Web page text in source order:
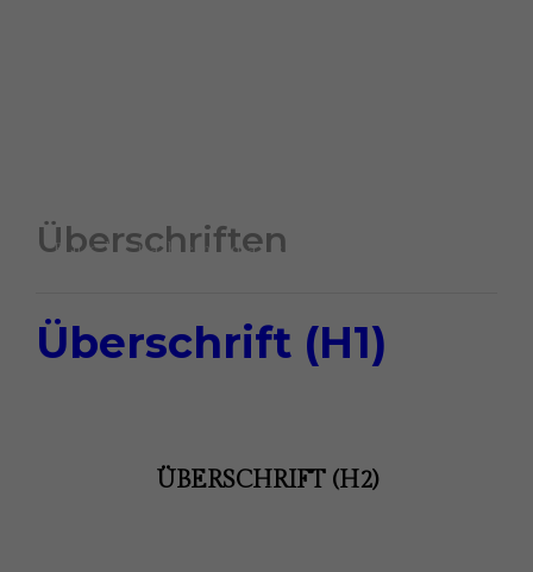
Buchstaben da sind und wie
sie aussehen. Das ist ein
Überschriften
Überschrift (H1)
ÜBERSCHRIFT (H2)